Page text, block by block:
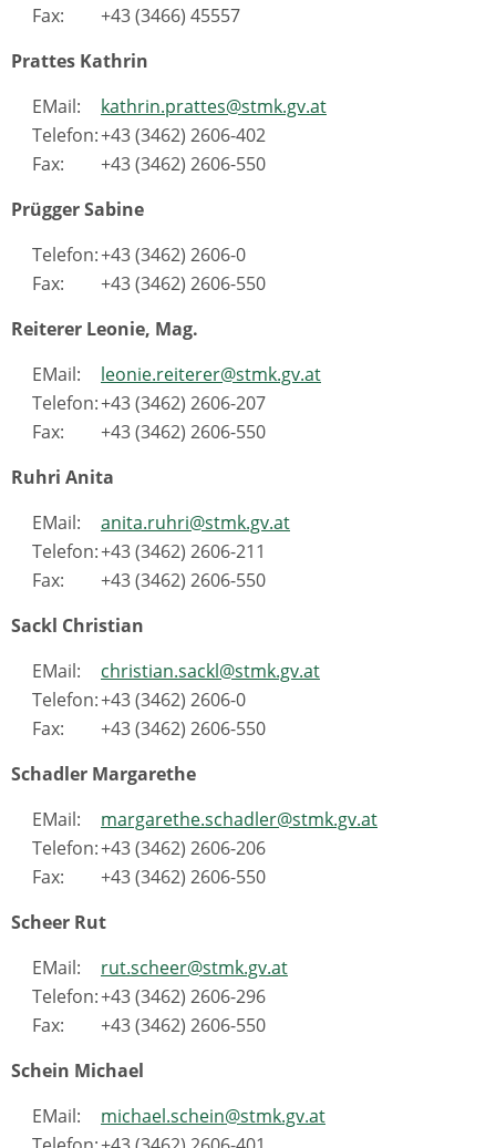
Fax:
+43 (3466) 45557
Prattes Kathrin
EMail:
kathrin.prattes@stmk.gv.at
Telefon:+43 (3462) 2606-402
Fax:
+43 (3462) 2606-550
Prügger Sabine
Telefon:+43 (3462) 2606-0
Fax:
+43 (3462) 2606-550
Reiterer Leonie, Mag.
EMail:
leonie.reiterer@stmk.gv.at
Telefon:+43 (3462) 2606-207
Fax:
+43 (3462) 2606-550
Ruhri Anita
EMail:
anita.ruhri@stmk.gv.at
Telefon:+43 (3462) 2606-211
Fax:
+43 (3462) 2606-550
Sackl Christian
EMail:
christian.sackl@stmk.gv.at
Telefon:+43 (3462) 2606-0
Fax:
+43 (3462) 2606-550
Schadler Margarethe
EMail:
margarethe.schadler@stmk.gv.at
Telefon:+43 (3462) 2606-206
Fax:
+43 (3462) 2606-550
Scheer Rut
EMail:
rut.scheer@stmk.gv.at
Telefon:+43 (3462) 2606-296
Fax:
+43 (3462) 2606-550
Schein Michael
EMail:
michael.schein@stmk.gv.at